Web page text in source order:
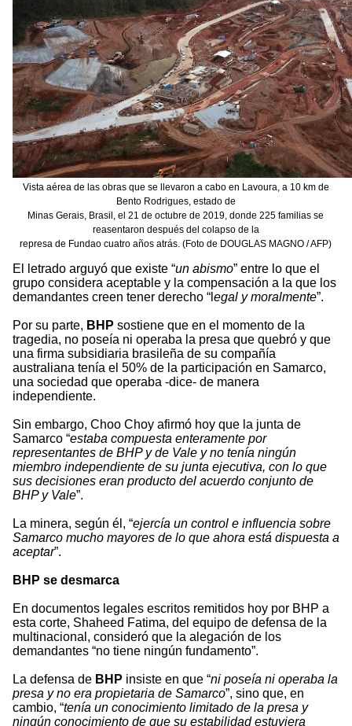
Vista aérea de las obras que se llevaron a cabo en Lavoura, a 10 km de
Bento Rodrigues, estado de
Minas Gerais, Brasil, el 21 de octubre de 2019, donde 225 familias se
reasentaron después del colapso de la
represa de Fundao cuatro años atrás. (Foto de DOUGLAS MAGNO / AFP)
El letrado arguyó que existe “un abismo” entre lo que el
grupo considera aceptable y la compensación a la que los
demandantes creen tener derecho “l egal y moralmente”.
Por su parte, BHP sostiene que en el momento de la
tragedia, no poseía ni operaba la presa que quebró y que
una firma subsidiaria brasileña de su compañía
australiana tenía el 50% de la participación en Samarco,
una sociedad que operaba -dice- de manera
independiente.
Sin embargo, Choo Choy afirmó hoy que la junta de
Samarco “estaba compuesta enteramente por
representantes de BHP y de Vale y no tenía ningún
miembro independiente de su junta ejecutiva, con lo que
sus decisiones eran producto del acuerdo conjunto de
BHP y Vale”.
La minera, según él, “ejercía un control e influencia sobre
Samarco mucho mayores de lo que ahora está dispuesta a
aceptar”.
BHP se desmarca
En documentos legales escritos remitidos hoy por BHP a
esta corte, Shaheed Fatima, del equipo de defensa de la
multinacional, consideró que la alegación de los
demandantes “no tiene ningún fundamento”.
La defensa de BHP insiste en que “ni poseía ni operaba la
presa y no era propietaria de Samarco”, sino que, en
cambio, “tenía un conocimiento limitado de la presa y
ningún conocimiento de que su estabilidad estuviera